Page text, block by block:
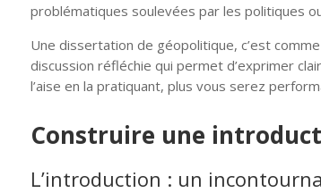
problématiques soulevées par les politiques
Une dissertation de géopolitique, c’est
discussion réfléchie qui permet d’exprimer
l’aise en la pratiquant, plus vous serez
Construire une
L’introduction : un